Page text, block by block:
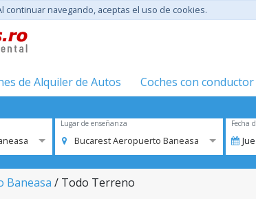
continuar navegando, aceptas el uso de cookies.
de Alquiler de Autos Coches con conductor
Lugar de enseñanza
Bucarest Aeropuerto Baneasa
Fecha
Baneasa / Todo Terreno